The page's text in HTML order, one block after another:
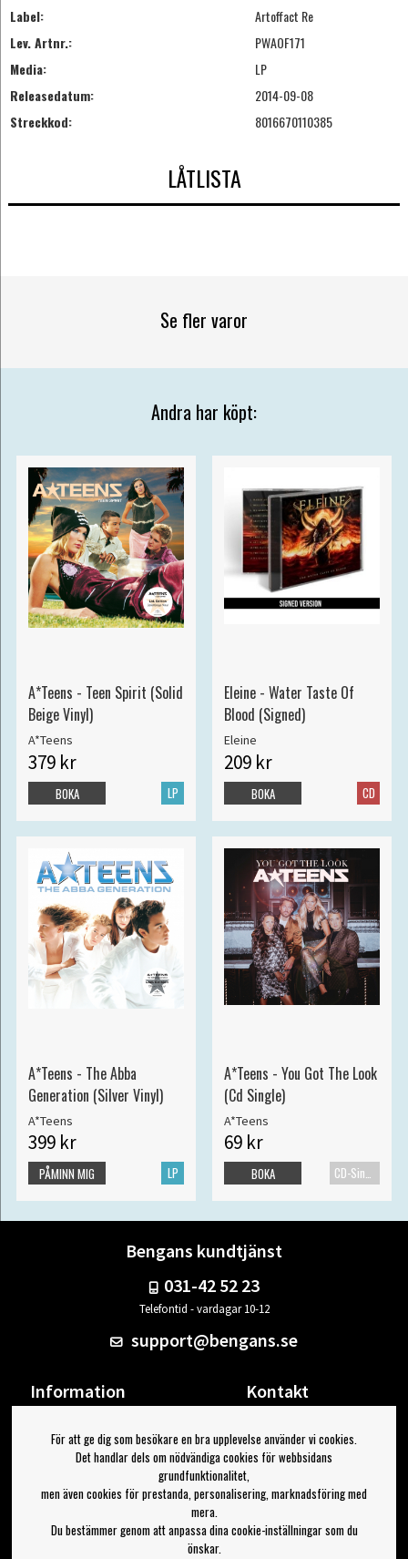
Label:
Artoffact Re
Lev. Artnr.:
PWAOF171
Media:
LP
Releasedatum:
2014-09-08
Streckkod:
8016670110385
LÅTLISTA
Se fler varor
Andra har köpt:
A*Teens - Teen Spirit (Solid
Beige Vinyl)
A*Teens
379 kr
LP
BOKA
Eleine - Water Taste Of
Blood (Signed)
Eleine
209 kr
CD
BOKA
A*Teens - The Abba
Generation (Silver Vinyl)
A*Teens
399 kr
LP
PÅMINN MIG
A*Teens - You Got The Look
(Cd Single)
A*Teens
69 kr
CD-Singel
BOKA
Bengans kundtjänst
031-42 52 23
Telefontid - vardagar 10-12
support@bengans.se
Information
Om Bengans
FAQ / Köp- & Leveransvillkor
Kontakt
Din sida
Logga ut
Jag vill ha tips från Bengans
För att ge dig som besökare en bra upplevelse använder vi cookies.
Det handlar dels om nödvändiga cookies för webbsidans
grundfunktionalitet,
men även cookies för prestanda, personalisering, marknadsföring med
mera.
Du bestämmer genom att anpassa dina cookie-inställningar som du
önskar.